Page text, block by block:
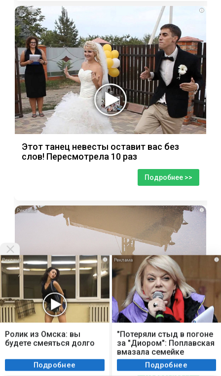
i
Этот танец невесты оставит вас без
слов! Пересмотрела 10 раз
Подробнее >>
i
В Твери 17-летнюю девушку привлекли
за распространение видео с БПЛА
Мы используем cookie. Во время посещения сайта
вы соглашаетесь с тем, что мы обрабатываем
ваши персональные данные с использованием
метрик Яндекс Метрика, top.mail.ru, LiveInternet.
Я согласен
i
Ролик из Омска: вы
будете смеяться долго
Подробнее
i
"Потеряли стыд в погоне
за "Диором": Поплавская
вмазала семейке
ПлющенкоПодробнее